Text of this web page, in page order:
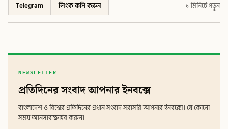
Telegram
লিংক কপি করুন ১ মিনিটে পড়ুন
NEWSLETTER
প্রতিদিনের সংবাদ আপনার ইনবক্সে
বাংলাদেশ ও বিশ্বের প্রতিদিনের প্রধান সংবাদ সরাসরি আপনার ইনবক্সে। যে কোনো
সময় আনসাবস্ক্রাইব করুন।